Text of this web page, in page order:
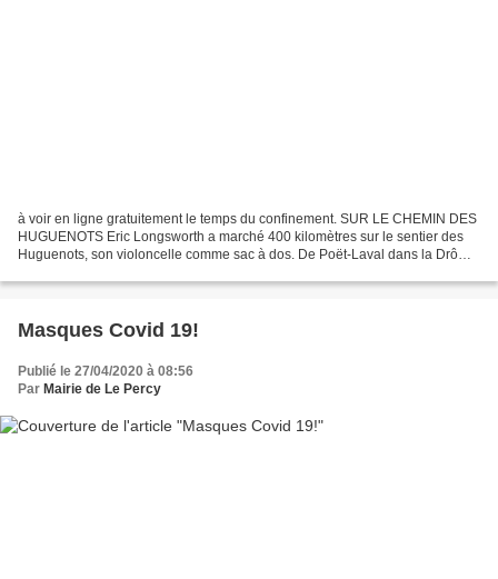
à voir en ligne gratuitement le temps du confinement. SUR LE CHEMIN DES
HUGUENOTS Eric Longsworth a marché 400 kilomètres sur le sentier des
Huguenots, son violoncelle comme sac à dos. De Poët-Laval dans la Drôme
Masques Covid 19!
Publié le 27/04/2020 à 08:56
Par Mairie de Le Percy